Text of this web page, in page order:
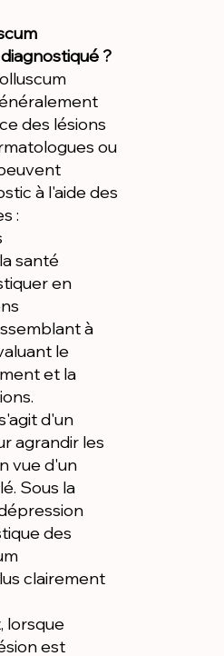
?
des lésions
ou
à l'aide des
:
santé
en
à
le
et la
d'un
agrandir les
vue d'un
Sous la
des
clairement
lorsque
est